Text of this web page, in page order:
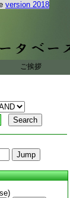
version 2018
ご挨拶